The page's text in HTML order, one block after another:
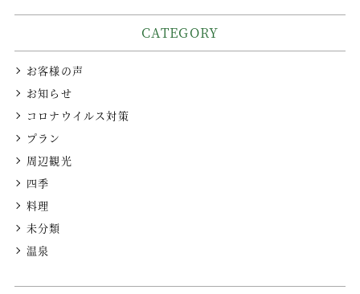
o
o
CATEGORY
お客様の声
お知らせ
コロナウイルス対策
プラン
周辺観光
四季
料理
未分類
温泉